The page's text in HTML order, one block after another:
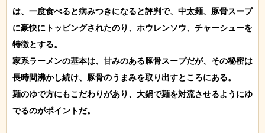
は、一度食べると病みつきになると評判で、中太麺、豚骨スープ
に豪快にトッピングされたのり、ホウレンソウ、チャーシューを
特徴とする。
家系ラーメンの基本は、甘みのある豚骨スープだが、その秘密は
長時間沸かし続け、豚骨のうまみを取り出すところにある。
麺のゆで方にもこだわりがあり、大鍋で麺を対流させるようにゆ
でるのがポイントだ。